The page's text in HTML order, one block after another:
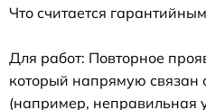
Что считается
Для работ: Повторное
который напрямую связан
(например, неправильная